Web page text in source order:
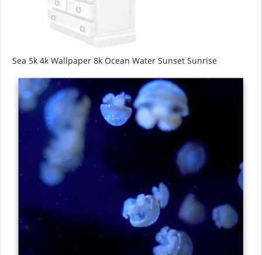
Sea 5k 4k Wallpaper 8k Ocean Water Sunset Sunrise